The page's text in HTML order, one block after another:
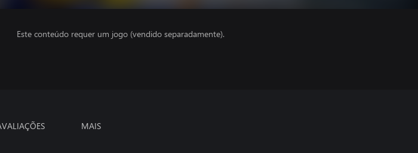
Este conteúdo requer um jogo (vendido separadamente).
MAIS